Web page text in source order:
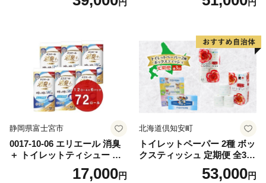
おもちゃ 拭き取り 手拭き 外
円
72ロール 全18種 花柄 プリン
ー 消耗品 備蓄 送料無料 北海
道 倶知安町 日用品
円
静岡県富士宮市
0017-10-06 エリエール 消臭
＋ トイレットティシュー し
っかり香るフレッシュクリア
の香り ダブル 12ロール×6パ
17,000円
北海道倶知安町
トイレットペーパー 2種 ボッ
クスティッシュ 定期便 全3
回 日本製 まとめ買い 防災
常備品 日用雑貨 消耗品 生活
53,000円